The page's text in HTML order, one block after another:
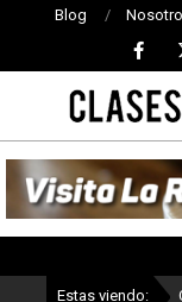
Blog
CLASES
DE
Estas viendo: